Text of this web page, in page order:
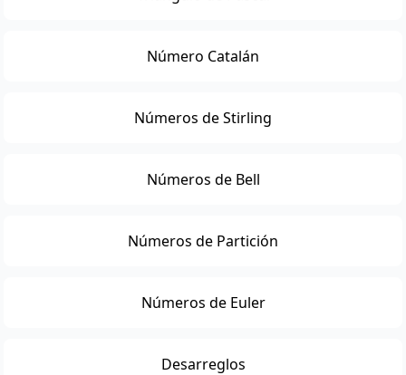
Número Catalán
Números de Stirling
Números de Bell
Números de Partición
Números de Euler
Desarreglos